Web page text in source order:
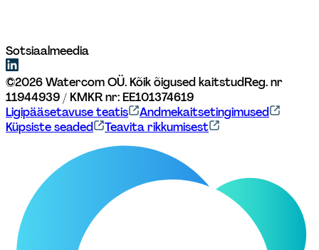
Sotsiaalmeedia
©2026Watercom OÜ. Kõik õigused kaitstudReg. nr
11944939 / KMKR nr: EE101374619
Ligipääsetavuse teatis
Andmekaitsetingimused
Küpsiste seaded
Teavita rikkumisest